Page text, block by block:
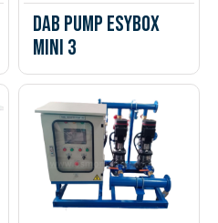
DAB PUMP ESYBOX
MINI 3